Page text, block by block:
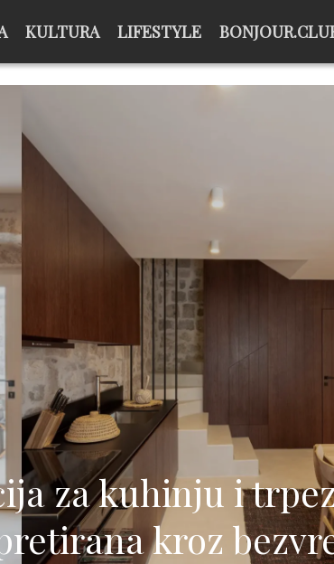
KULTURA LIFESTYLE
za kuhinju i
kroz